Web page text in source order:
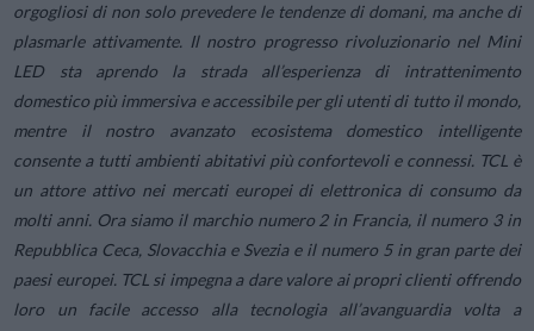
orgogliosi di non solo prevedere le tendenze di domani, ma anche di
plasmarle attivamente. Il nostro progresso rivoluzionario nel Mini
LED sta aprendo la strada all’esperienza di intrattenimento
domestico più immersiva e accessibile per gli utenti di tutto il mondo,
mentre il nostro avanzato ecosistema domestico intelligente
consente a tutti ambienti abitativi più confortevoli e connessi. TCL è
un attore attivo nei mercati europei di elettronica di consumo da
molti anni. Ora siamo il marchio numero 2 in Francia, il numero 3 in
Repubblica Ceca, Slovacchia e Svezia e il numero 5 in gran parte dei
paesi europei. TCL si impegna a dare valore ai propri clienti offrendo
loro un facile accesso alla tecnologia all’avanguardia volta a